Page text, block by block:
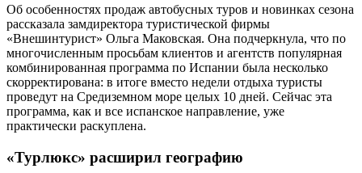
Об особенностях продаж автобусных туров и новинках сезона
рассказала замдиректора туристической фирмы
«Внешинтурист» Ольга Маковская. Она подчеркнула, что по
многочисленным просьбам клиентов и агентств популярная
комбинированная программа по Испании была несколько
скорректирована: в итоге вместо недели отдыха туристы
проведут на Средиземном море целых 10 дней. Сейчас эта
программа, как и все испанское направление, уже
практически раскуплена.
«Турлюкс» расширил географию